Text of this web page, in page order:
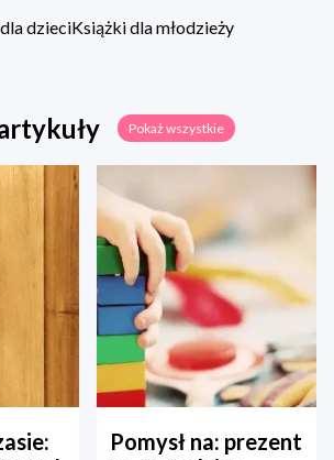
dzieciKsiążki dla młodzieży
Pokaż wszystkie
Pomysł na: prezent